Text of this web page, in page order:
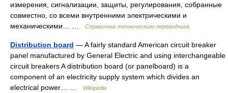
измерения, сигнализации, защиты, регулирования, собранные
совместно, со всеми внутренними электрическими и
механическими… …
Справочник технического переводчика
Distribution board — A fairly standard American circuit breaker
panel manufactured by General Electric and using interchangeable
circuit breakers A distribution board (or panelboard) is a
component of an electricity supply system which divides an
electrical power… …
Wikipedia